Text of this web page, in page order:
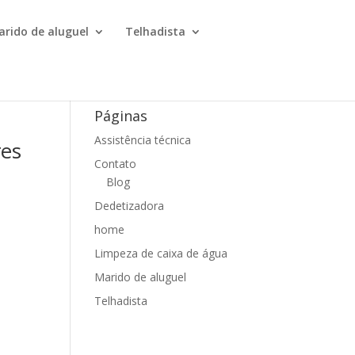
de aluguel Telhadista
Páginas
Assistência técnica
Contato
Blog
Dedetizadora
home
Limpeza de caixa de água
Marido de aluguel
Telhadista